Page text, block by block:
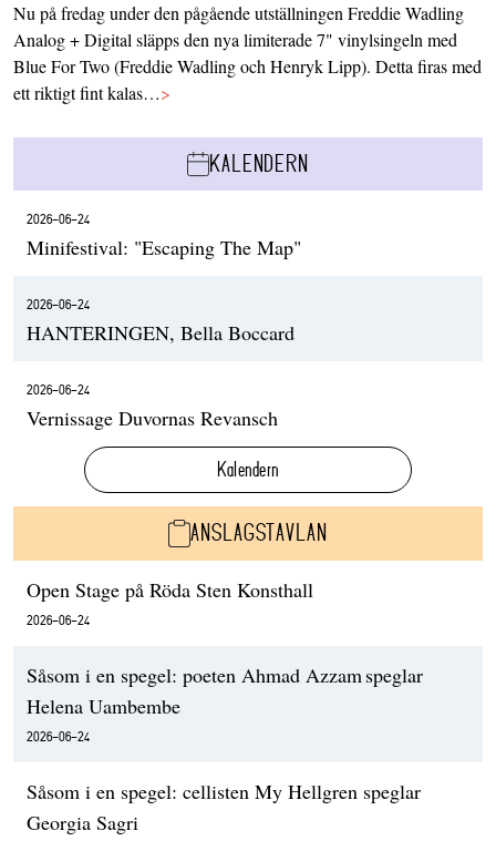
Nu på fredag under den pågående utställningen Freddie Wadling
Analog + Digital släpps den nya limiterade 7" vinylsingeln med
Blue For Two (Freddie Wadling och Henryk Lipp). Detta firas med
ett riktigt fint kalas…>
KALENDERN
2026-06-24
Minifestival: "Escaping The Map"
2026-06-24
HANTERINGEN, Bella Boccard
2026-06-24
Vernissage Duvornas Revansch
Kalendern
ANSLAGSTAVLAN
Open Stage på Röda Sten Konsthall
2026-06-24
Såsom i en spegel: poeten Ahmad Azzam speglar
Helena Uambembe
2026-06-24
Såsom i en spegel: cellisten My Hellgren speglar
Georgia Sagri